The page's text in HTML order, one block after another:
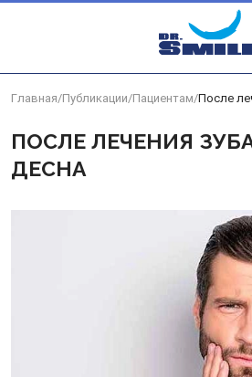
Перейти к основному контенту
Главная/Публикации/Пациентам/После
ПОСЛЕ ЛЕЧЕНИЯ
ДЕСНА